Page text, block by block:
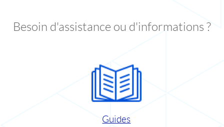
Besoin d'assistance ou d'informations ?
Guides